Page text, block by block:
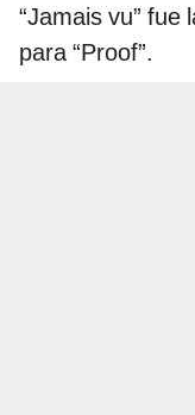
“Jamais vu” fue
para “Proof”.